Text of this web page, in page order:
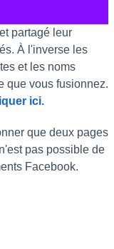
partagé leur
À l'inverse les
et les noms
que vous fusionnez.
ici.
que deux pages
pas possible de
Facebook.